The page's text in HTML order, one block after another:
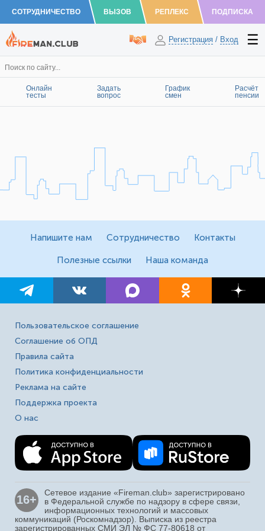
СОТРУДНИЧЕСТВО ВЫЗОВ РЕПЛЕКС ПОДПИСКА
Регистрация / Вход
Онлайн
тесты
Задать
вопрос
График
смен
Расчёт
пенсии
Напишите нам Сотрудничество Контакты
Полезные ссылки Наша команда
Пользовательское соглашение
Соглашение об ОПД
Правила сайта
Политика конфиденциальности
Реклама на сайте
Поддержка проекта
О нас
16+
Сетевое издание «Fireman.club» зарегистрировано
в Федеральной службе по надзору в сфере связи,
информационных технологий и массовых
коммуникаций (Роскомнадзор). Выписка из реестра
зарегистрированных СМИ ЭЛ № ФС 77-80618 от